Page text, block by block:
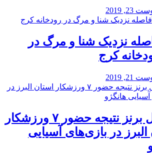
23, 2019
نزدیک شنا و مرگ در
کرج
21, 2019
۲ مدال برنز نتیجه حضور ۷ ورزشکار
البرز در بازی‌های آسیایی